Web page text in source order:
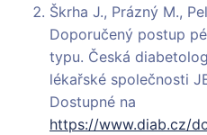
Škrha J., Prázný M.,
Doporučený postup
typu. Česká
lékařské společnosti
Dostupné na
https://www.diab.cz/